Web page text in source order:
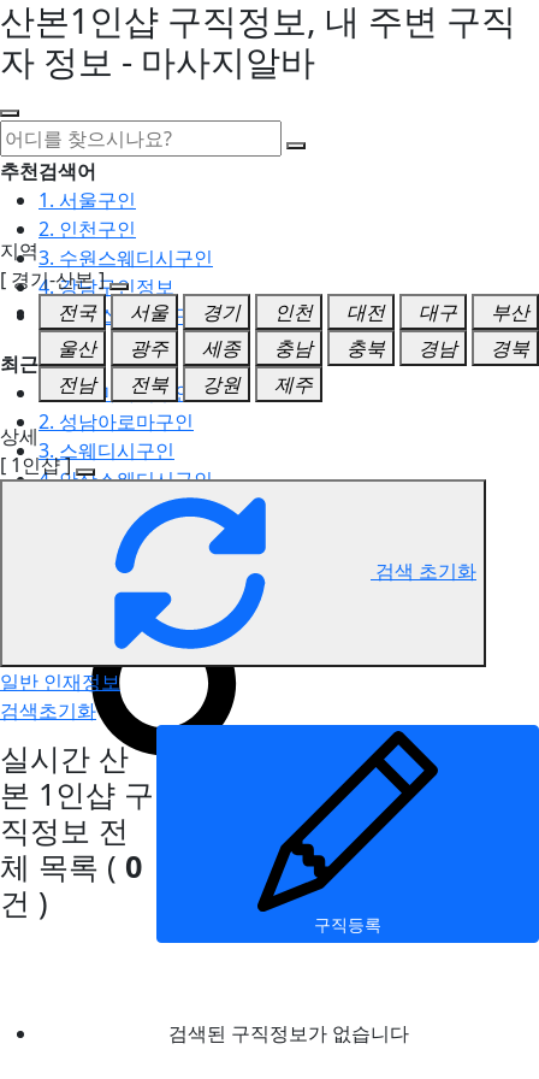
산본1인샵 구직정보, 내 주변 구직
자 정보 - 마사지알바
추천검색어
1. 서울구인
2. 인천구인
3. 수원스웨디시구인
4. 강남구인정보
5. 동탄스웨디시구인
최근검색어
1. 일산마사지구인
2. 성남아로마구인
3. 스웨디시구인
4. 안산스웨디시구인
5. 아로마구인
산본 1인샵 구직정보
지역
[ 경기-산본 ]
전국
서울 경기 인천 대전 대구
부산
울산
광주 세종 충남 충북 경남
경북
전남
전북 강원
제주
상세
[ 1인샵 ]
검색 초기화
일반 인재정보
검색초기화
실시간 산
본 1인샵 구
직정보 전
체 목록 ( 0
건 )
구직등록
검색된 구직정보가 없습니다